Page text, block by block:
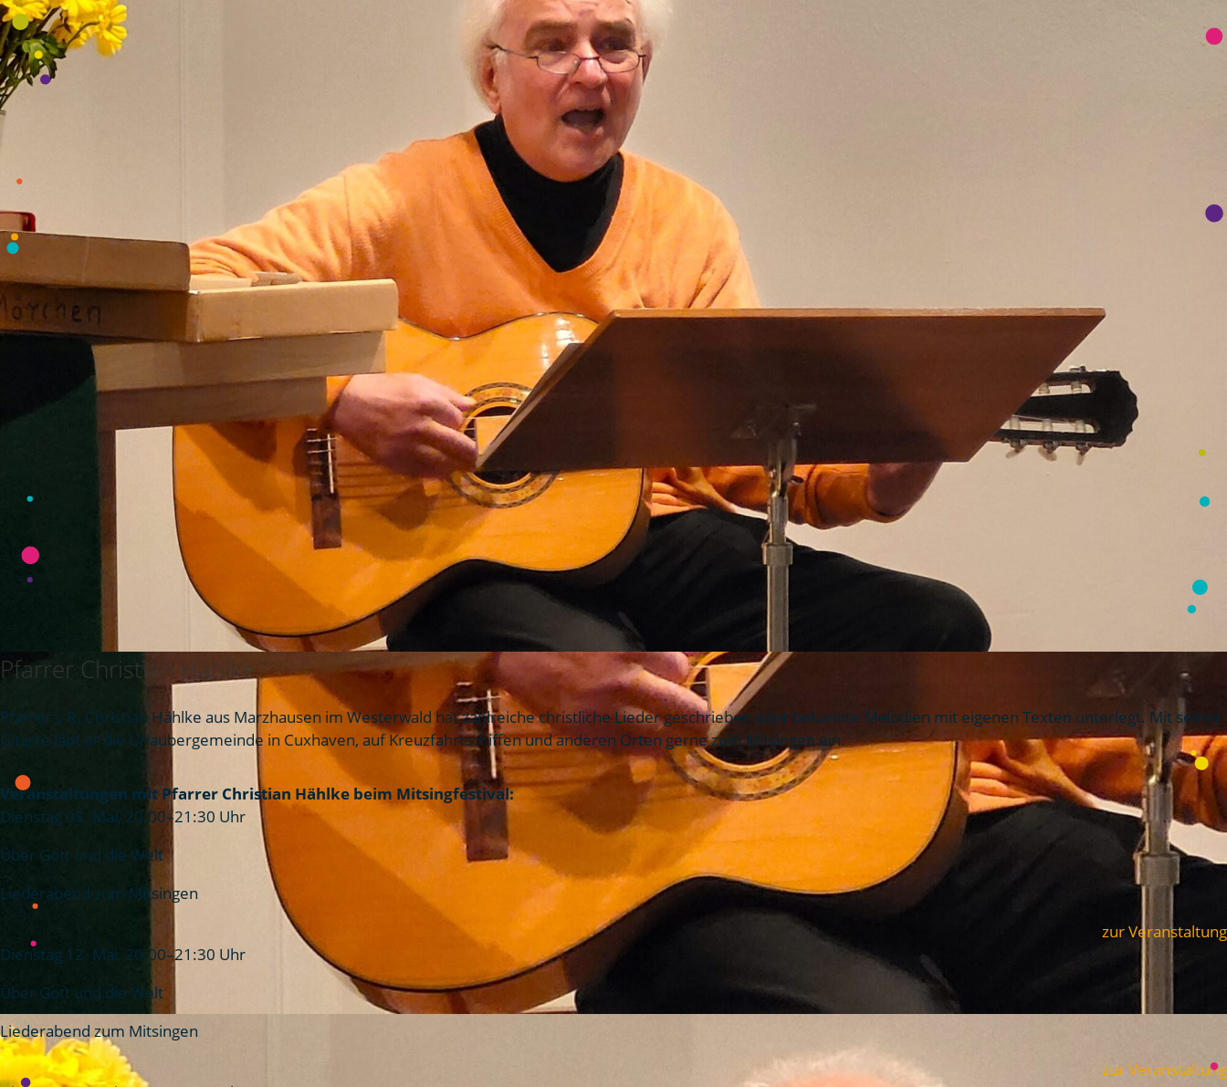
Pfarrer Christian Hählke
Pfarrer i. R. Christian Hählke aus Marzhausen im Westerwald hat zahlreiche christliche Lieder geschrieben oder bekannte Melodien mit eigenen Texten unterlegt. Mit seiner
Gitarre lädt er die Urlaubergemeinde in Cuxhaven, auf Kreuzfahrtschiffen und anderen Orten gerne zum Mitsingen ein.
Veranstaltungen mit Pfarrer Christian Hählke beim Mitsingfestival:
Dienstag 05. Mai, 20:00–21:30 Uhr
Über Gott und die Welt
Liederabend zum Mitsingen
zur Veranstaltung
Dienstag 12. Mai, 20:00–21:30 Uhr
Über Gott und die Welt
Liederabend zum Mitsingen
zur Veranstaltung